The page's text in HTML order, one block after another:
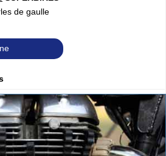
de gaulle